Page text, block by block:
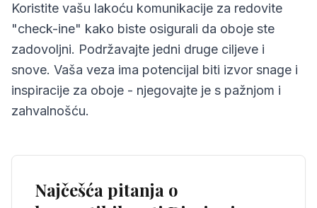
Koristite vašu lakoću komunikacije za redovite
"check-ine" kako biste osigurali da oboje ste
zadovoljni. Podržavajte jedni druge ciljeve i
snove. Vaša veza ima potencijal biti izvor snage i
inspiracije za oboje - njegovajte je s pažnjom i
zahvalnošću.
Najčešća pitanja o